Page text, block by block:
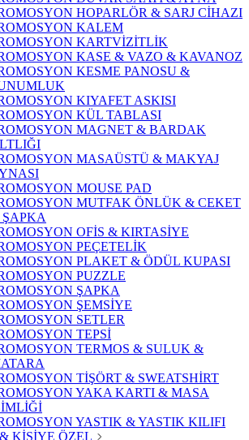
HOPARLÖR & SARJ CİHAZI
KALEM
KARTVİZİTLİK
KASE & VAZO & KAVANOZ
KESME PANOSU &
KIYAFET ASKISI
KÜL TABLASI
MAGNET & BARDAK
MASAÜSTÜ & MAKYAJ
MOUSE PAD
MUTFAK ÖNLÜK & CEKET
OFİS & KIRTASİYE
PEÇETELİK
PLAKET & ÖDÜL KUPASI
PUZZLE
ŞAPKA
ŞEMSİYE
SETLER
TEPSİ
TERMOS & SULUK &
TİŞÖRT & SWEATSHİRT
YAKA KARTI & MASA
YASTIK & YASTIK KILIFI
KİŞİYE ÖZEL